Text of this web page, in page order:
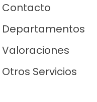
Contacto
Departamentos
Valoraciones
Otros Servicios